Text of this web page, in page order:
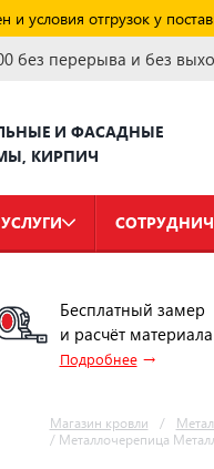
и условия отгрузок у
без перерыва и без
И ФАСАДНЫЕ
КИРПИЧ
УСЛУГИ
Бесплатный замер
и расчёт материала
Подробнее→
Магазин кровли /
/ Металлочерепица